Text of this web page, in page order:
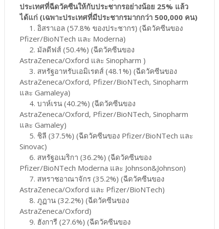
ประเทศที่ฉีดวัคซีนให้กับประชากรอย่างน้อย 25% แล้ว
ได้แก่ (เฉพาะประเทศที่มีประชากรมากกว่า 500,000 คน)
1. อิสราเอล (57.8% ของประชากร) (ฉีดวัคซีนของ
Pfizer/BioNTech และ Moderna)
2. มัลดีฟส์ (50.4%) (ฉีดวัคซีนของ
AstraZeneca/Oxford และ Sinopharm )
3. สหรัฐอาหรับเอมิเรตส์ (48.1%) (ฉีดวัคซีนของ
AstraZeneca/Oxford, Pfizer/BioNTech, Sinopharm
และ Gamaleya)
4. บาห์เรน (40.2%) (ฉีดวัคซีนของ
AstraZeneca/Oxford, Pfizer/BioNTech, Sinopharm
และ Gamaley)
5. ชิลี (37.5%) (ฉีดวัคซีนของ Pfizer/BioNTech และ
Sinovac)
6. สหรัฐอเมริกา (36.2%) (ฉีดวัคซีนของ
Pfizer/BioNTech Moderna และ Johnson&Johnson)
7. สหราชอาณาจักร (35.2%) (ฉีดวัคซีนของ
AstraZeneca/Oxford และ Pfizer/BioNTech)
8. ภูฏาน (32.2%) (ฉีดวัคซีนของ
AstraZeneca/Oxford)
9. ฮังการี (27.6%) (ฉีดวัคซีนของ